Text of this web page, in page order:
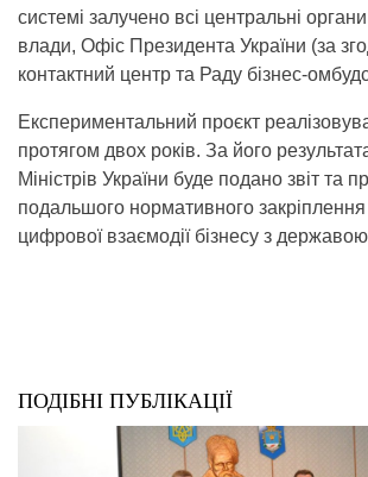
системі залучено всі центральні
влади, Офіс Президента України (за
контактний центр та Раду бізнес-
Експериментальний проєкт
протягом двох років. За його
Міністрів України буде подано звіт та
подальшого нормативного
цифрової взаємодії бізнесу з
ПОДІБНІ ПУБЛІКАЦІЇ